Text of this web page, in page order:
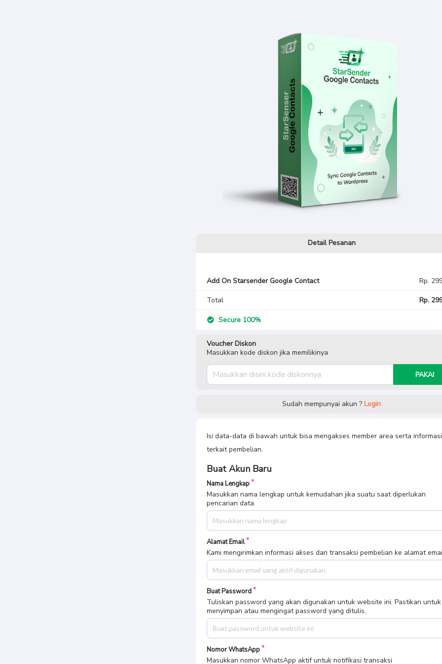
Detail Pesanan
Add On Starsender Google Contact Rp.
Total Rp.
Secure 100%
Voucher Diskon
Masukkan kode diskon jika memilikinya
PAKAI
Sudah mempunyai akun ? Login
Isi data-data di bawah untuk bisa mengakses member area serta informasi
terkait pembelian.
Buat Akun Baru
Nama Lengkap
Masukkan nama lengkap untuk kemudahan jika suatu saat diperlukan
pencarian data.
Alamat Email
Kami mengirimkan informasi akses dan transaksi pembelian ke alamat
Buat Password
Tuliskan password yang akan digunakan untuk website ini. Pastikan untuk
menyimpan atau mengingat password yang ditulis.
Nomor WhatsApp
Masukkan nomor WhatsApp aktif untuk notifikasi transaksi